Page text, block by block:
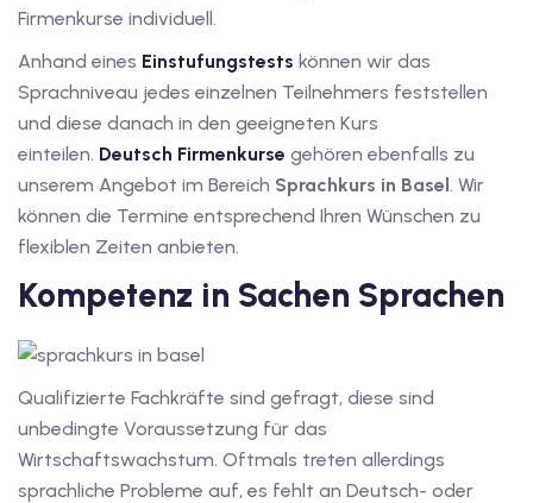
A2
Deutsch B1
B1
Deutsch B1
Deutsch B2
B2
Deutsch B2
Firmenkurse individuell.
Anhand eines Einstufungstests können wir das
Sprachniveau jedes einzelnen Teilnehmers feststellen
und diese danach in den geeigneten Kurs
einteilen. Deutsch Firmenkurse gehören ebenfalls zu
unserem Angebot im Bereich Sprachkurs in Basel. Wir
können die Termine entsprechend Ihren Wünschen zu
flexiblen Zeiten anbieten.
Kompetenz in Sachen Sprachen
Qualifizierte Fachkräfte sind gefragt, diese sind
unbedingte Voraussetzung für das
Wirtschaftswachstum. Oftmals treten allerdings
sprachliche Probleme auf, es fehlt an Deutsch- oder